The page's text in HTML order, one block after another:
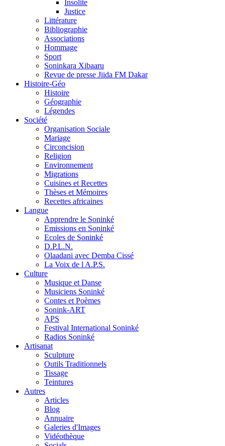
Insolite
Justice
Littérature
Bibliographie
Associations
Hommage
Sport
Soninkara Xibaaru
Revue de presse Jiida FM Dakar
Histoire-Géo
Histoire
Géographie
Légendes
Société
Organisation Sociale
Mariage
Circoncision
Religion
Environnement
Migrations
Cuisines et Recettes
Thèses et Mémoires
Recettes africaines
Langue
Apprendre le Soninké
Emissions en Soninké
Ecoles de Soninké
D.P.L.N.
Olaadani avec Demba Cissé
La Voix de l A.P.S.
Culture
Musique et Danse
Musiciens Soninké
Contes et Poèmes
Sonink-ART
APS
Festival International Soninké
Radios Soninké
Artisanat
Sculpture
Outils Traditionnels
Tissage
Teintures
Autres
Articles
Blog
Annuaire
Galeries d'Images
Vidéothèque